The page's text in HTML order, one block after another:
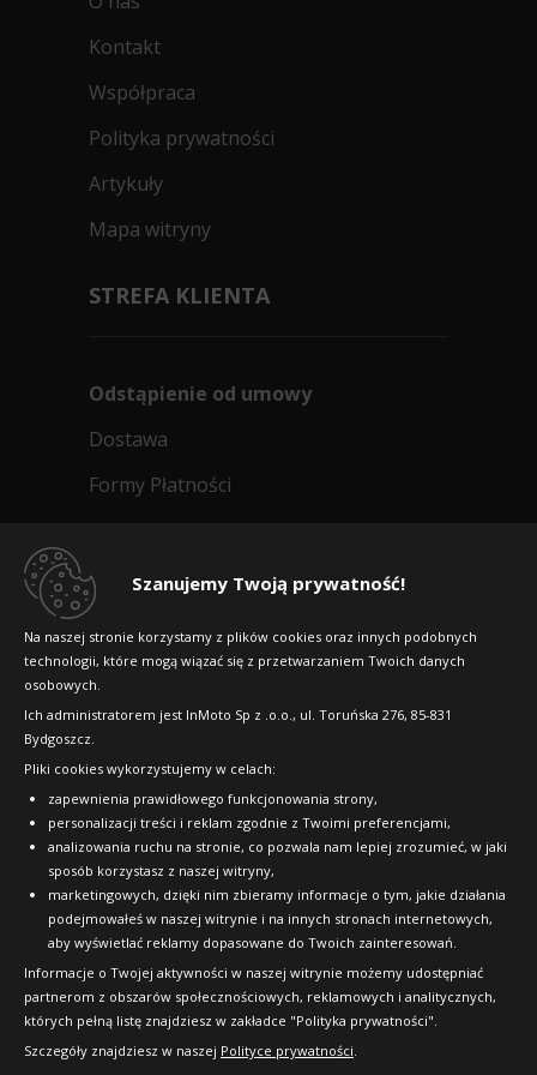
Szanujemy Twoją prywatność!
Na naszej stronie korzystamy z plików cookies oraz innych podobnych
technologii, które mogą wiązać się z przetwarzaniem Twoich danych
osobowych.
Ich administratorem jest InMoto Sp z .o.o., ul. Toruńska 276, 85-831
Bydgoszcz.
Pliki cookies wykorzystujemy w celach:
zapewnienia prawidłowego funkcjonowania strony,
personalizacji treści i reklam zgodnie z Twoimi preferencjami,
analizowania ruchu na stronie, co pozwala nam lepiej zrozumieć, w jaki
sposób korzystasz z naszej witryny,
marketingowych, dzięki nim zbieramy informacje o tym, jakie działania
podejmowałeś w naszej witrynie i na innych stronach internetowych,
aby wyświetlać reklamy dopasowane do Twoich zainteresowań.
Informacje o Twojej aktywności w naszej witrynie możemy udostępniać
partnerom z obszarów społecznościowych, reklamowych i analitycznych,
których pełną listę znajdziesz w zakładce "Polityka prywatności".
Szczegóły znajdziesz w naszej Polityce prywatności.
Toyo Proxes R56
215/55R18 95 H
Data produkcji: 2024, produkcja: Japonia
439
Toyo Proxes R56
215/55R18 95 H
B C
67dB
Doręczymy
13.08 - 14.08
478
Kup
Toyo Proxes R56
215/55R18 95 H
B C 67dB
produkcja: Japonia
Doręczymy13.08 - 14.08 Średnia ilość
Kontakt
Współpraca
Polityka prywatności
Artykuły
Mapa witryny
STREFA KLIENTA
Odstąpienie od umowy
Dostawa
Formy Płatności
Dlaczego warto kupić w 24opony.pl
Raty
FAQ
OFICJALNY PARTNER